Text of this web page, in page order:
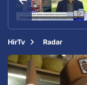
HírTv Radar